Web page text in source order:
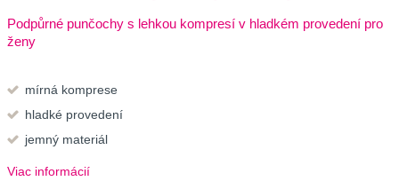
Podpůrné punčochy s lehkou kompresí v hladkém provedení pro
ženy
mírná komprese
hladké provedení
jemný materiál
Viac informácií